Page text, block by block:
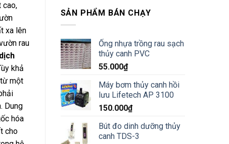
cao,
xa lên
rau
khả
một
Dung
hóa
cho
SẢN PHẨM BÁN CHẠY
Ống nhựa trồng rau sạch
thủy canh PVC
55.000₫
Máy bơm thủy canh hồi
lưu Lifetech AP 3100
150.000₫
Bút đo dinh dưỡng thủy
canh TDS-3